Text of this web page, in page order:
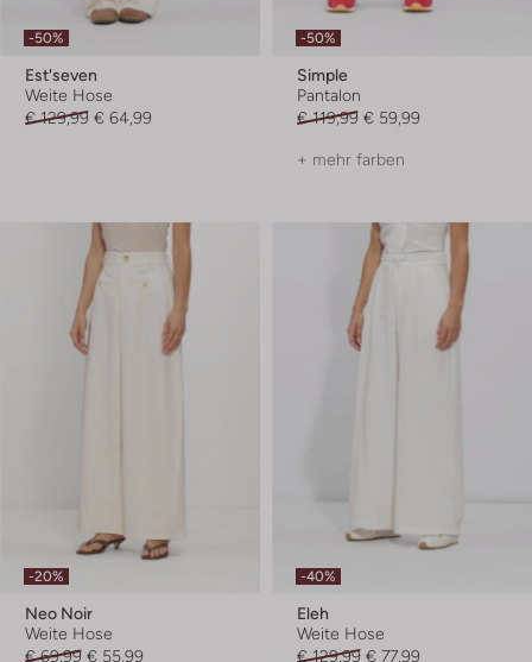
-50%
Est'seven
Weite Hose
€ 129,99 € 64,99
-50%
Simple
Pantalon
€ 119,99 € 59,99
+ mehr farben
-20%
Neo Noir
Weite Hose
€ 69,99 € 55,99
-40%
Eleh
Weite Hose
€ 129,99 € 77,99